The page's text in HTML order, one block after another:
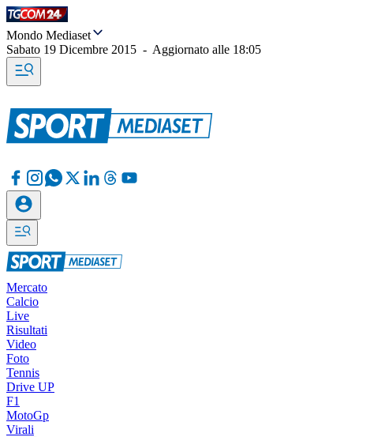
Mondo Mediaset
Sabato 19 Dicembre 2015 - Aggiornato alle 18:05
Mercato
Calcio
Live
Risultati
Video
Foto
Tennis
Drive UP
F1
MotoGp
Virali